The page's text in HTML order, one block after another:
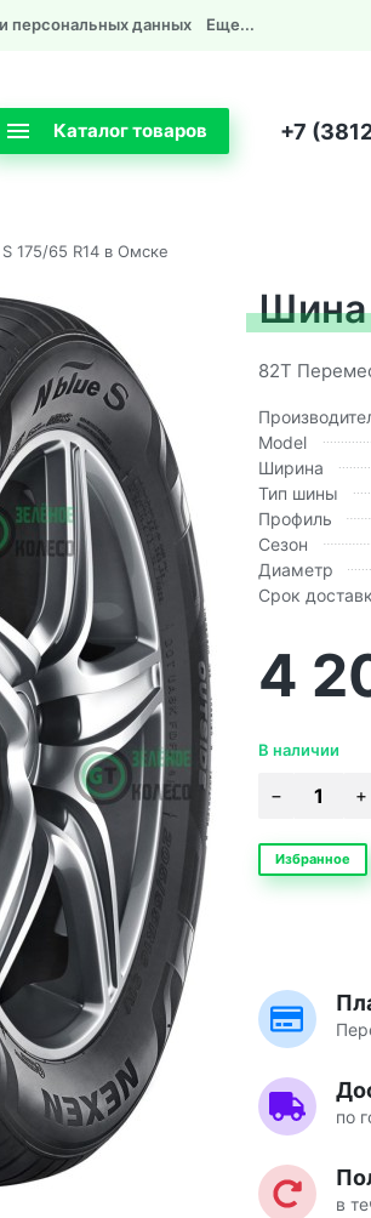
персональных данных Еще...
Каталог товаров +7
175/65 R14 в Омске
Шина
82T
Model
Ширина
Тип шины
Профиль
Сезон
Диаметр
Срок
4
В наличии
Избранное
по
в